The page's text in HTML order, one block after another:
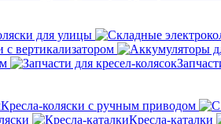
для улицы
с вертикализатором
Кресла-коляски с ручным приводом
Кресла-каталки